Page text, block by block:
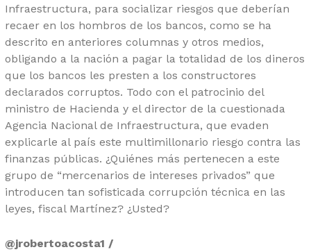
Infraestructura, para socializar riesgos que deberían
recaer en los hombros de los bancos, como se ha
descrito en anteriores columnas y otros medios,
obligando a la nación a pagar la totalidad de los dineros
que los bancos les presten a los constructores
declarados corruptos. Todo con el patrocinio del
ministro de Hacienda y el director de la cuestionada
Agencia Nacional de Infraestructura, que evaden
explicarle al país este multimillonario riesgo contra las
finanzas públicas. ¿Quiénes más pertenecen a este
grupo de “mercenarios de intereses privados” que
introducen tan sofisticada corrupción técnica en las
leyes, fiscal Martínez? ¿Usted?
@jrobertoacosta1 /